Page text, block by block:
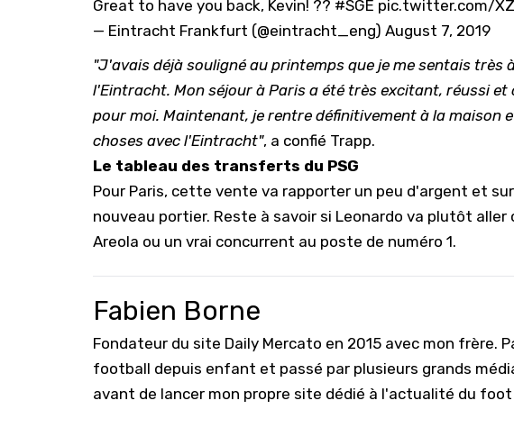
Great to have you back, Kevin! ?? #SGE pic.twitter.com/
— Eintracht Frankfurt (@eintracht_eng) August 7, 2019
"J'avais déjà souligné au printemps que je me sentais très
l'Eintracht. Mon séjour à Paris a été très excitant, réussi et
pour moi. Maintenant, je rentre définitivement à la maison
choses avec l'Eintracht", a confié Trapp.
Le tableau des transferts du PSG
Pour Paris, cette vente va rapporter un peu d'argent et
nouveau portier. Reste à savoir si Leonardo va plutôt aller
Areola ou un vrai concurrent au poste de numéro 1.
Fabien Borne
Fondateur du site Daily Mercato en 2015 avec mon frère.
football depuis enfant et passé par plusieurs grands
avant de lancer mon propre site dédié à l'actualité du